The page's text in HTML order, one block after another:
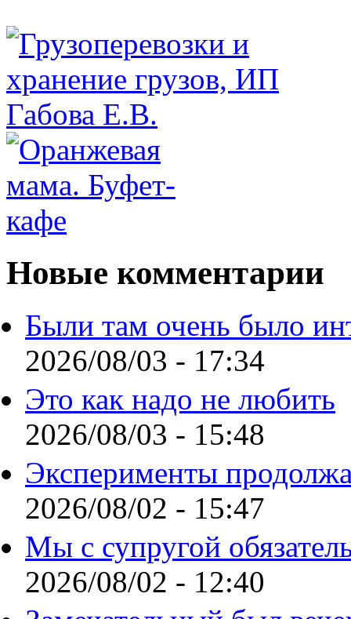
Новые комментарии
Были там очень было
2026/08/03 - 17:34
Это как надо не любить
2026/08/03 - 15:48
Эксперименты
2026/08/02 - 15:47
Мы с супругой
2026/08/02 - 12:40